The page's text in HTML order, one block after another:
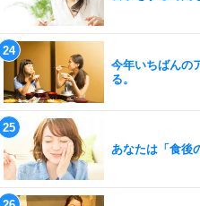
今年いちばんの
る。
あなたは「食後